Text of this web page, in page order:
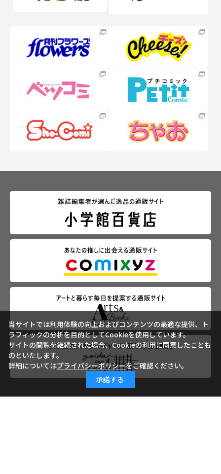
会社概要
当サイトでは利用体験の向上およびコンテンツの最適な提供、ト
ラフィックの分析を目的としてCookieを使用しています。
サイトの閲覧を継続された場合、Cookieの利用に同意したことも
のといたします。
詳細についてはプライバシーポリシーをご確認ください。
承諾する